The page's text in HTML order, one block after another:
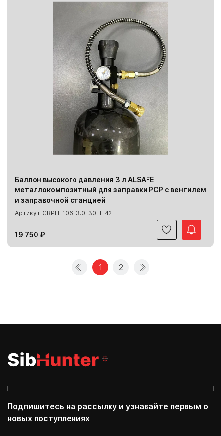
Баллон высокого давления 3 л ALSAFE
металлокомпозитный для заправки PCP с вентилем
и заправочной станцией
Артикул: CRPIII-106-3.0-30-T-42
19 750 ₽
1 2
Подпишитесь на рассылку и узнавайте первым о
новых поступлениях